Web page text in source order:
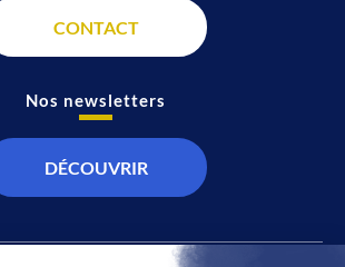
CONTACT
Nos newsletters
DÉCOUVRIR